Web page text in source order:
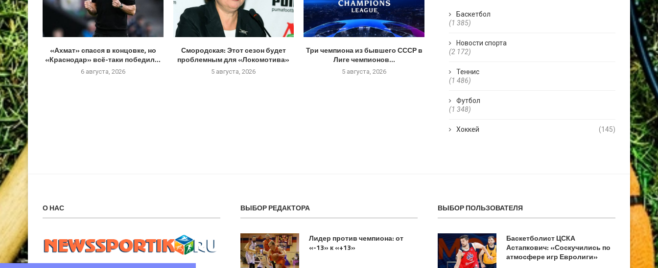
«Ахмат» спасся в концовке, но
«Краснодар» всё-таки победил...
6 августа, 2026
Смородская: Этот сезон будет
проблемным для «Локомотива»
5 августа, 2026
Три чемпиона из бывшего СССР в
Лиге чемпионов...
5 августа, 2026
Баскетбол
(1 385)
Новости спорта
(2 172)
Теннис
(1 486)
Футбол
(1 348)
Хоккей (145)
О НАС ВЫБОР РЕДАКТОРА
Лидер против чемпиона: от
«-13» к «+13»
ВЫБОР ПОЛЬЗОВАТЕЛЯ
Баскетболист ЦСКА
Астапкович: «Соскучились по
атмосфере игр Евролиги»